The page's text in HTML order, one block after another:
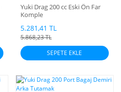
Yuki Drag 200 cc Eski Ön Far
Komple
5.281,41 TL
5.868,23 TL
SEPETE EKLE